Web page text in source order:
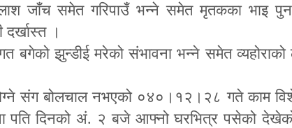
जाँच समेत गरिपाउँ भन्ने समेत मृतकका भाइ
।
बगेको झुन्डीई मरेको संभावना भन्ने समेत व्यहोराको
संग बोलचाल नभएको ०४०।१२।२८ गते काम
पति दिनको अं. २ बजे आफ्नो घरभित्र पसेको